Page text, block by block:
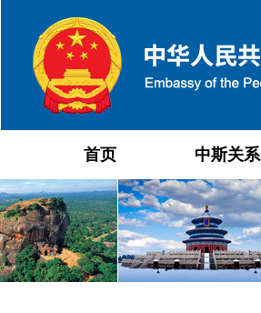
首页 中斯关系